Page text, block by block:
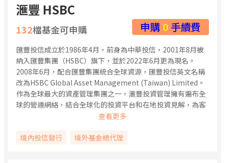
滙豐 HSBC
132檔基金可申購 申購 0手續費
匯豐投信成立於1986年4月，前身為中華投信，2001年8月被
納入匯豐集團（HSBC）旗下，並於2022年6月更為現名。
2008年6月，配合匯豐集團統合全球資源，匯豐投信英文名稱
改為HSBC Global Asset Management (Taiwan) Limited。
作為全球最大的資產管理集團之一，滙豐投資管理擁有遍布全
球的營運網絡，結合全球化的投資平台和在地投資見解，為客
戶連結全球投資機會，助力實現穩健的資產配置和長期收益。
略，旗下產品線涵蓋廣泛，並在共同基金、全權委託投資業務
境內投信發行 境外基金總代理